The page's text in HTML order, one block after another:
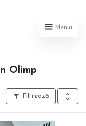
Meniu
Olimp
Filtrează